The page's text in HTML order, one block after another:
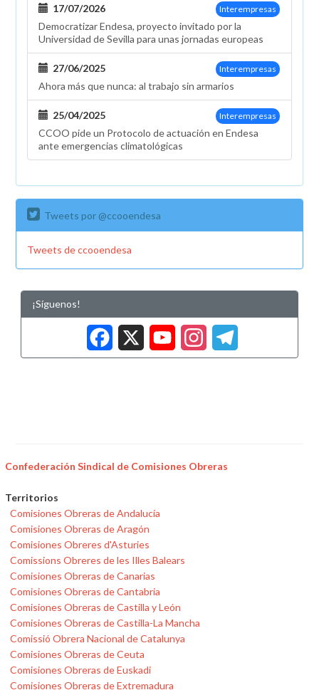
Interempresas
17/07/2026
Democratizar Endesa, proyecto invitado por la
Universidad de Sevilla para unas jornadas europeas
Interempresas
27/06/2025
Ahora más que nunca: al trabajo sin armarios
Interempresas
25/04/2025
CCOO pide un Protocolo de actuación en Endesa
ante emergencias climatológicas
Tweets por @ccooendesa
Tweets de ccooendesa
¡Síguenos!
Facebook
X
Confederación Sindical de Comisiones Obreras
Territorios
Comisiones Obreras de Andalucía
Comisiones Obreras de Aragón
Comisiones Obreres d'Asturies
Comissions Obreres de les Illes Balears
Comisiones Obreras de Canarias
Comisiones Obreras de Cantabria
Comisiones Obreras de Castilla y León
Comisiones Obreras de Castilla-La Mancha
Comissió Obrera Nacional de Catalunya
Comisiones Obreras de Ceuta
Comisiones Obreras de Euskadi
Comisiones Obreras de Extremadura